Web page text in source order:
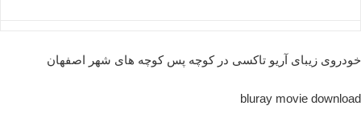
خودروی زیبای آریو تاکسی در کوچه پس کوچه های شهر اصفهان
bluray movie download